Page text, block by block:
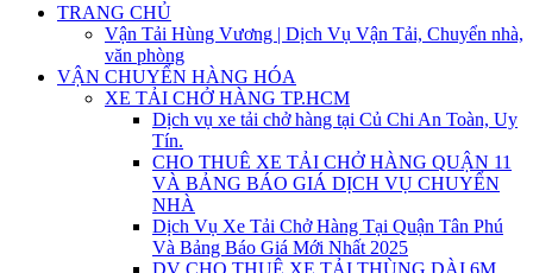
TRANG CHỦ
Vận Tải Hùng Vương | Dịch Vụ Vận Tải, Chuyển nhà,
văn phòng
VẬN CHUYỂN HÀNG HÓA
XE TẢI CHỞ HÀNG TP.HCM
Dịch vụ xe tải chở hàng tại Củ Chi An Toàn, Uy
Tín.
CHO THUÊ XE TẢI CHỞ HÀNG QUẬN 11
VÀ BẢNG BÁO GIÁ DỊCH VỤ CHUYỂN
NHÀ
Dịch Vụ Xe Tải Chở Hàng Tại Quận Tân Phú
Và Bảng Báo Giá Mới Nhất 2025
DV CHO THUÊ XE TẢI THÙNG DÀI 6M